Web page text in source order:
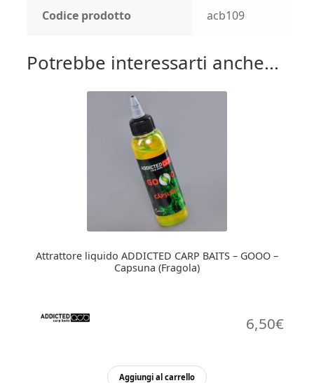
Codice prodotto acb109
Potrebbe interessarti anche...
Attrattore liquido ADDICTED CARP BAITS – GOOO –
Capsuna (Fragola)
6,50€
Aggiungi al carrello